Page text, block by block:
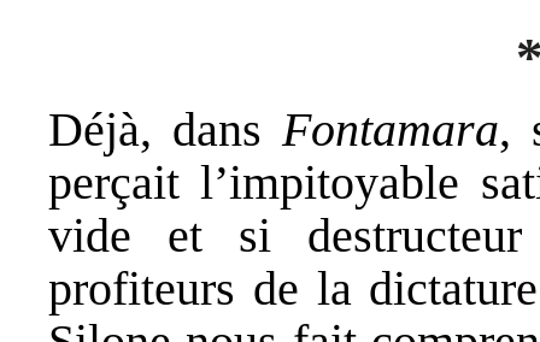
Déjà, dansFontamara,
perçait l’impitoyable
vide et si
profiteurs de la